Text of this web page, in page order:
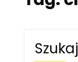
Szukaj